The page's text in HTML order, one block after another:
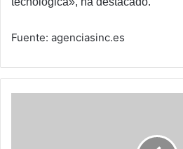
Fuente: agenciasinc.es